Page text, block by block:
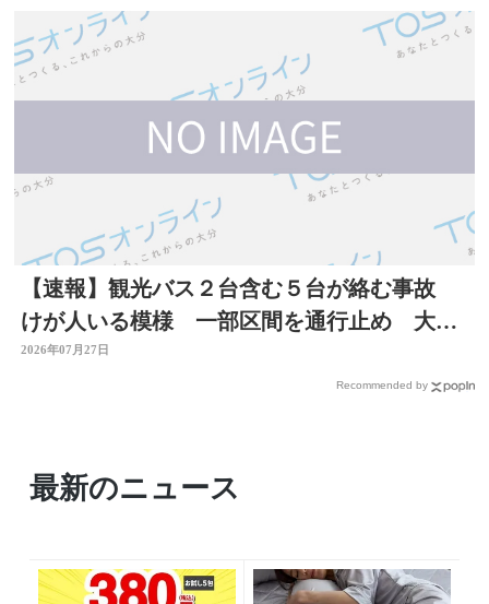
【速報】観光バス２台含む５台が絡む事故
けが人いる模様 一部区間を通行止め 大分
自動車道
2026年07月27日
Recommended by
最新のニュース